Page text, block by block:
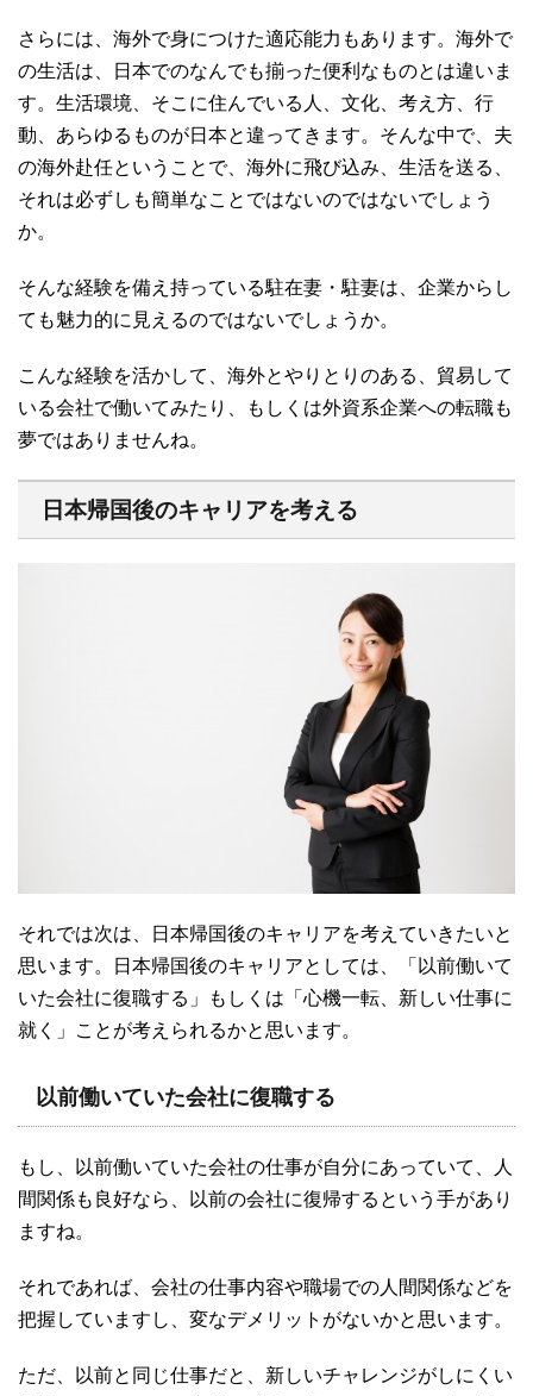
さらには、海外で身につけた適応能力もあります。海外で
の生活は、日本でのなんでも揃った便利なものとは違いま
す。生活環境、そこに住んでいる人、文化、考え方、行
動、あらゆるものが日本と違ってきます。そんな中で、夫
の海外赴任ということで、海外に飛び込み、生活を送る、
それは必ずしも簡単なことではないのではないでしょう
か。
そんな経験を備え持っている駐在妻・駐妻は、企業からし
ても魅力的に見えるのではないでしょうか。
こんな経験を活かして、海外とやりとりのある、貿易して
いる会社で働いてみたり、もしくは外資系企業への転職も
夢ではありませんね。
日本帰国後のキャリアを考える
それでは次は、日本帰国後のキャリアを考えていきたいと
思います。日本帰国後のキャリアとしては、「以前働いて
いた会社に復職する」もしくは「心機一転、新しい仕事に
就く」ことが考えられるかと思います。
以前働いていた会社に復職する
もし、以前働いていた会社の仕事が自分にあっていて、人
間関係も良好なら、以前の会社に復帰するという手があり
ますね。
それであれば、会社の仕事内容や職場での人間関係などを
把握していますし、変なデメリットがないかと思います。
ただ、以前と同じ仕事だと、新しいチャレンジがしにくい